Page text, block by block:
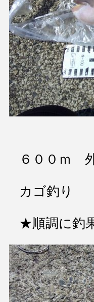
６００ｍ
カゴ釣り
★順調に釣